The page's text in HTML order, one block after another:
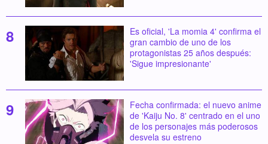
Es oficial, 'La momia 4' confirma el
gran cambio de uno de los
protagonistas 25 años después:
'Sigue impresionante'
Fecha confirmada: el nuevo anime
de 'Kaiju No. 8' centrado en el uno
de los personajes más poderosos
desvela su estreno